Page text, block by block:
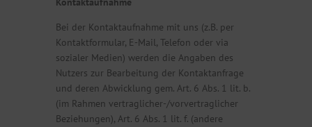
Bei der Kontaktaufnahme mit uns (z.B. per
Kontaktformular, E-Mail, Telefon oder via
sozialer Medien) werden die Angaben des
Nutzers zur Bearbeitung der Kontaktanfrage
und deren Abwicklung gem. Art. 6 Abs. 1 lit. b.
(im Rahmen vertraglicher-/vorvertraglicher
Beziehungen), Art. 6 Abs. 1 lit. f. (andere